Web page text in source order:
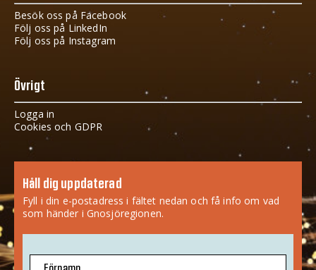
Besök oss på Facebook
Följ oss på LinkedIn
Följ oss på Instagram
Övrigt
Logga in
Cookies och GDPR
Håll dig uppdaterad
Fyll i din e-postadress i fältet nedan och få info om vad
som händer i Gnosjöregionen.